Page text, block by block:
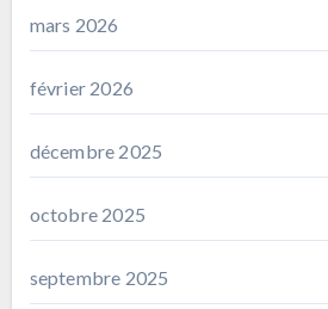
mars 2026
février 2026
décembre 2025
octobre 2025
septembre 2025